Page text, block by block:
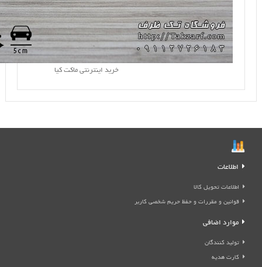
خرید اینترنتی ماکت کیا
اطلاعات
اطلاعات تحویل کالا
قوانین و مقررات و حفظ حریم شخصی کاربر
موارد اضافی
تولید کنندگان
کارت هدیه